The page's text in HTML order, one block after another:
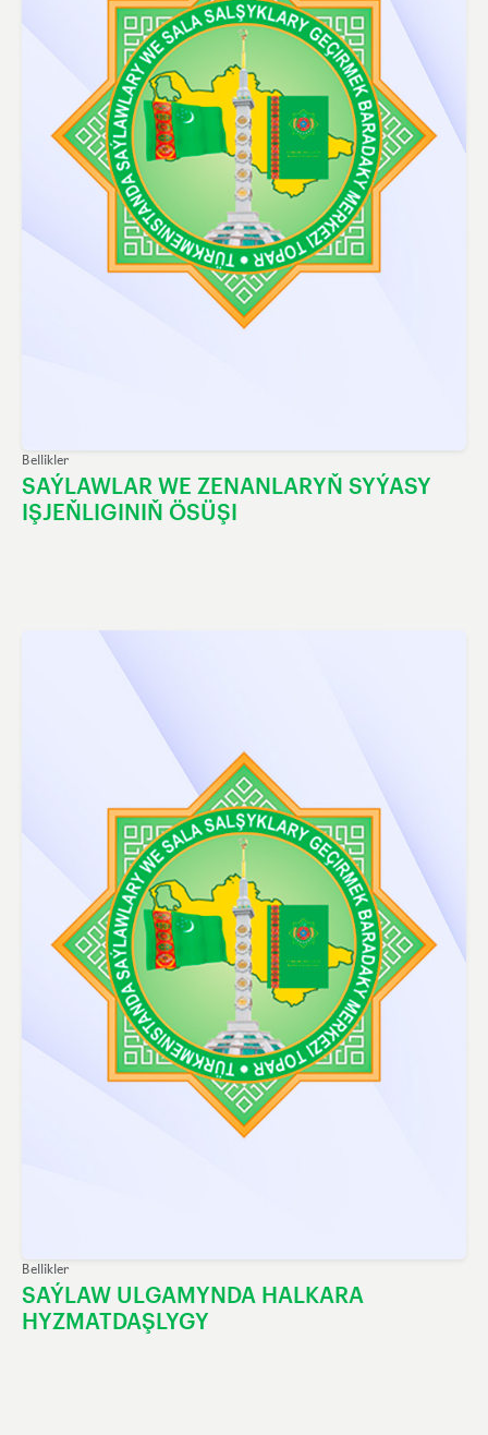
Bellikler
SAÝLAWLAR WE ZENANLARYŇ SYÝASY
IŞJEŇLIGINIŇ ÖSÜŞI
Bellikler
SAÝLAW ULGAMYNDA HALKARA
HYZMATDAŞLYGY